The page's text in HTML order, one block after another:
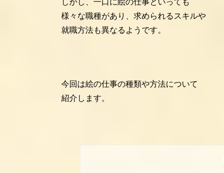
様々な職種があり、求められるスキルや
就職方法も異なるようです。
今回は絵の仕事の種類や方法について
紹介します。